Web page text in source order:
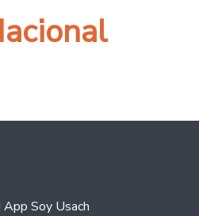
Soy Usach